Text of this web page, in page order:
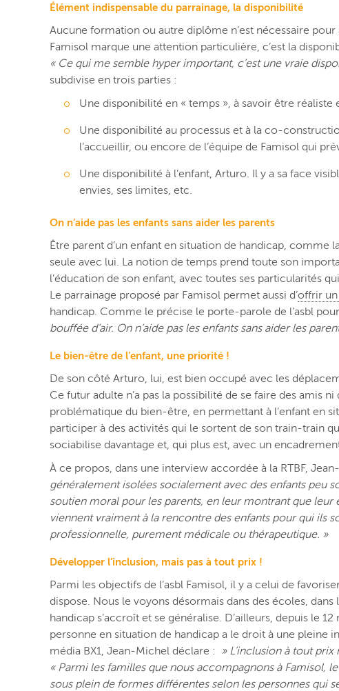
Élément indispensable du parrainage, la disponibilité
Aucune formation ou autre diplôme n’est nécessaire
Famisol marque une attention particulière, c’est la
« Ce qui me semble hyper important, c’est une vraie
subdivise en trois parties :
Une disponibilité en « temps », à savoir être
Une disponibilité au processus et à la co-
l’accueillir, ou encore de l’équipe de Famisol qui
Une disponibilité à l’enfant, Arturo. Il y a sa face
envies, ses limites, etc.
On n’aide pas les enfants sans aider les parents
Être parent d’un enfant en situation de handicap, comme
seule avec lui. La notion de temps prend toute son
l’éducation de son enfant, avec toutes ses particularités
Le parrainage proposé par Famisol permet aussi d’offrir
handicap. Comme le précise le porte-parole de l’asbl pour
bouffée d’air. On n’aide pas les enfants sans aider les
Le bien-être de l’enfant, une priorité !
De son côté Arturo, lui, est bien occupé avec les
Ce futur adulte n’a pas la possibilité de se faire des amis
problématique du bien-être, en permettant à l’enfant en
participer à des activités qui le sortent de son train-train
sociabilise davantage et, qui plus est, avec un
À ce propos, dans une interview accordée à la RTBF,
généralement isolées socialement avec des enfants peu
soutien moral pour les parents, en leur montrant que
viennent vraiment à la rencontre des enfants pour qui ils
professionnelle, purement médicale ou thérapeutique. »
Développer l’inclusion, mais pas à tout prix !
Parmi les objectifs de l’asbl Famisol, il y a celui de
dispose. Nous le voyons désormais dans des écoles,
handicap s’accroît et se généralise. D’ailleurs, depuis le
personne en situation de handicap a le droit à une pleine
média BX1, Jean-Michel déclare : » L’inclusion à tout
« Parmi les familles que nous accompagnons à Famisol,
sous plein de formes différentes selon les personnes qui